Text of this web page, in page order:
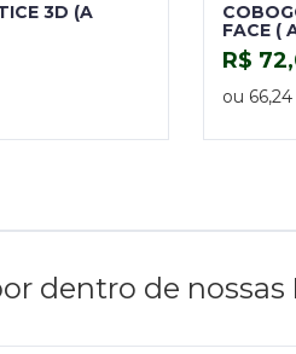
3D (A
FACE (
R$
ou
dentro de nossas